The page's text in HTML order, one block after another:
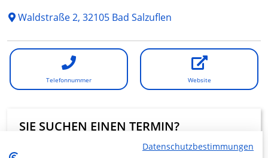
Waldstraße 2, 32105 Bad Salzuflen
Telefonnummer Website
SIE SUCHEN EINEN TERMIN?
Eine digitale Terminanfrage über Krankenhaus.de ist in
Datenschutzbestimmungen